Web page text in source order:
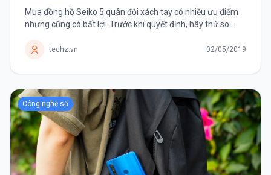
Mua đồng hồ Seiko 5 quân đội xách tay có nhiều ưu điểm
nhưng cũng có bất lợi. Trước khi quyết định, hãy thử so
hãng để tìm ra giải pháp phù hợp với mình.
techz.vn 02/05/2019
Công nghệ số